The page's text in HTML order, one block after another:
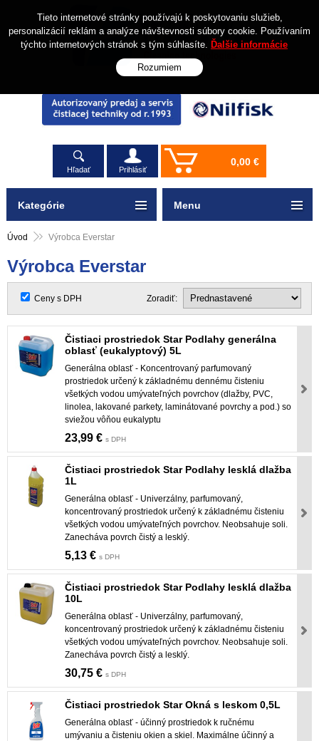
Hľadať Prihlásiť
0,00 €
Úvod Výrobca Everstar
Výrobca Everstar
Ceny s DPH Zoradiť:
Čistiaci prostriedok Star Podlahy generálna
oblasť (eukalyptový) 5L
Generálna oblasť - Koncentrovaný parfumovaný
prostriedok určený k základnému dennému čisteniu
všetkých vodou umývateľných povrchov (dlažby, PVC,
linolea, lakované parkety, laminátované povrchy a pod.) so
sviežou vôňou eukalyptu
23,99 € s DPH
Čistiaci prostriedok Star Podlahy lesklá dlažba
1L
Generálna oblasť - Univerzálny, parfumovaný,
koncentrovaný prostriedok určený k základnému čisteniu
všetkých vodou umývateľných povrchov. Neobsahuje soli.
Zanecháva povrch čistý a lesklý.
5,13 € s DPH
Čistiaci prostriedok Star Podlahy lesklá dlažba
10L
Generálna oblasť - Univerzálny, parfumovaný,
koncentrovaný prostriedok určený k základnému čisteniu
všetkých vodou umývateľných povrchov. Neobsahuje soli.
Zanecháva povrch čistý a lesklý.
30,75 € s DPH
Čistiaci prostriedok Star Okná s leskom 0,5L
Generálna oblasť - účinný prostriedok k ručnému
umývaniu a čisteniu okien a skiel. Maximálne účinný a
Kategórie Menu
Tieto internetové stránky používajú k poskytovaniu služieb,
personalizácií reklám a analýze návštevnosti súbory cookie. Používaním
týchto internetových stránok s tým súhlasíte. Ďalšie informácie
Rozumiem